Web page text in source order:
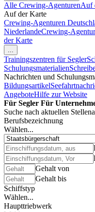
Alle Crewing-AgenturenAuf
Auf der Karte
Crewing-Agenturen
NiederlandeCrewing-
der Karte
...
Trainingszentren für Segler
Schulungsmaterialien
Nachrichten und
Bildungsartikel
AngeboteHilfe zur Website
Für Segler Für
Suche nach aktuellen
Berufsbezeichnung
Wählen...
Gehalt von
Gehalt bis
Schiffstyp
Wählen...
Haupttriebwerk